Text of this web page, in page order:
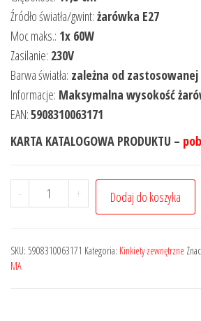
Źródło światła/gwint: żarówka E27
Moc maks.: 1x 60W
Zasilanie: 230V
Barwa światła: zależna od
Informacje: Maksymalna wysokość
EAN:5908310063171
KARTA KATALOGOWA PRODUKTU –
- + Dodaj do koszyka
SKU: 5908310063171 Kategoria: Kinkiety zewnętrzne
MA